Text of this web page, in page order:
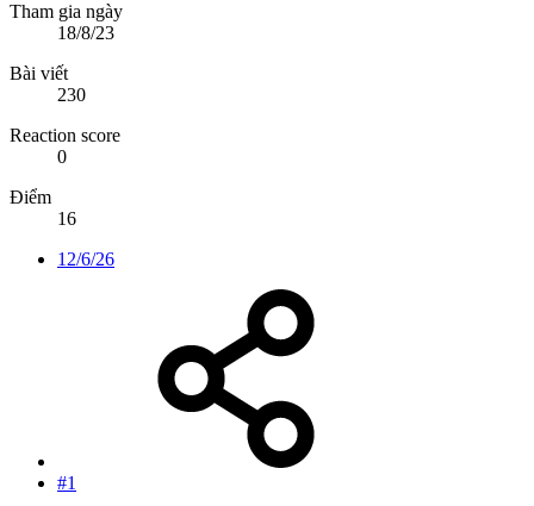
Tham gia ngày
18/8/23
Bài viết
230
Reaction score
0
Điểm
16
12/6/26
#1